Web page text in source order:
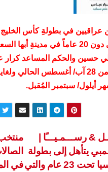
عراقيين في بطولةِ كأس الخليج
العربيّ الأولى دون 20 عاماً في مدينةِ أبها
حسين والحكم المساعد كرار
وذلك للفترة من 28 آب/ أغسطس الحالي
أيلول/ سبتمبر المُقبل.
في
& رســـمـيـــًا |
يتأهل إلى بطولة
كأس أمم آسيا تحت 23 عام والتي